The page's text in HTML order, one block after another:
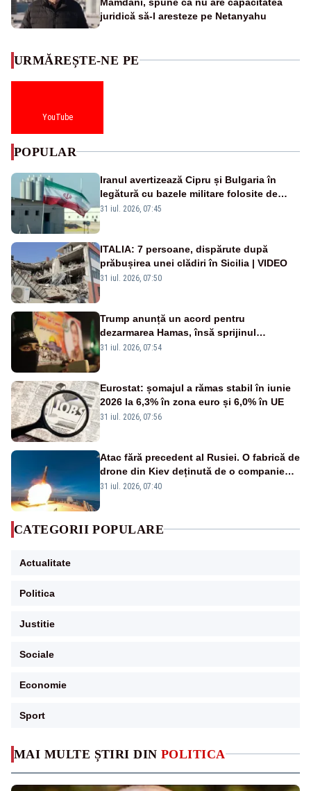
juridică să-l aresteze pe Netanyahu
MAI MULTE ȘTIRI DIN POLITICA
URMĂREȘTE-NE PE
YouTube
POPULAR
Iranul avertizează Cipru și Bulgaria în
legătură cu bazele militare folosite de
SUA
31 iul. 2026, 07:45
ITALIA: 7 persoane, dispărute după
prăbușirea unei clădiri în Sicilia | VIDEO
31 iul. 2026, 07:50
Trump anunță un acord pentru
dezarmarea Hamas, însă sprijinul
Israelului rămâne incert
31 iul. 2026, 07:54
Eurostat: șomajul a rămas stabil în iunie
2026 la 6,3% în zona euro și 6,0% în UE
31 iul. 2026, 07:56
Atac fără precedent al Rusiei. O fabrică de
drone din Kiev deținută de o companie
americană, distrusă de o rachetă
31 iul. 2026, 07:40
CATEGORII POPULARE
Actualitate
Politica
Justitie
Sociale
Economie
Sport